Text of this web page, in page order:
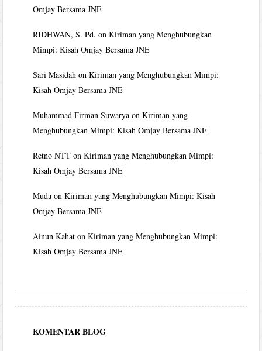
Omjay Bersama JNE
RIDHWAN, S. Pd. onKiriman yang Menghubungkan
Mimpi: Kisah Omjay Bersama JNE
Sari Masidah onKiriman yang Menghubungkan Mimpi:
Kisah Omjay Bersama JNE
Muhammad Firman Suwarya onKiriman yang
Menghubungkan Mimpi: Kisah Omjay Bersama JNE
Retno NTT onKiriman yang Menghubungkan Mimpi:
Kisah Omjay Bersama JNE
Muda onKiriman yang Menghubungkan Mimpi: Kisah
Omjay Bersama JNE
Ainun Kahat onKiriman yang Menghubungkan Mimpi:
Kisah Omjay Bersama JNE
KOMENTAR BLOG